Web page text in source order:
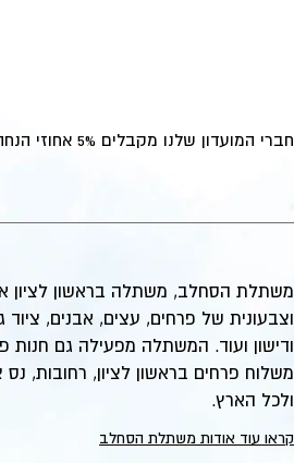
חברי המועדון שלנו מקבלים 5% אחוזי הנחה קבועים,
משתלת הסחלב, משתלה בראשון
וצבעונית של פרחים, עצים, אבנים, ציוד
ודישון ועוד. המשתלה מפעילה גם חנות
משלוח פרחים בראשון לציון, רחובות, נס
ולכל הארץ.
קראו עוד אודות משתלת הסחלב